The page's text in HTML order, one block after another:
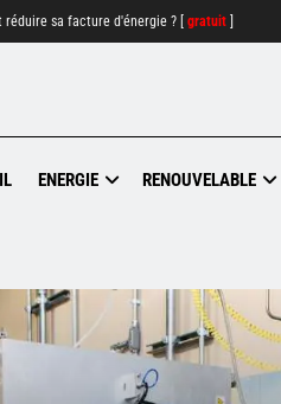
réduire sa facture d'énergie ? [ gratuit
ENERGIE RENOUVELABLE